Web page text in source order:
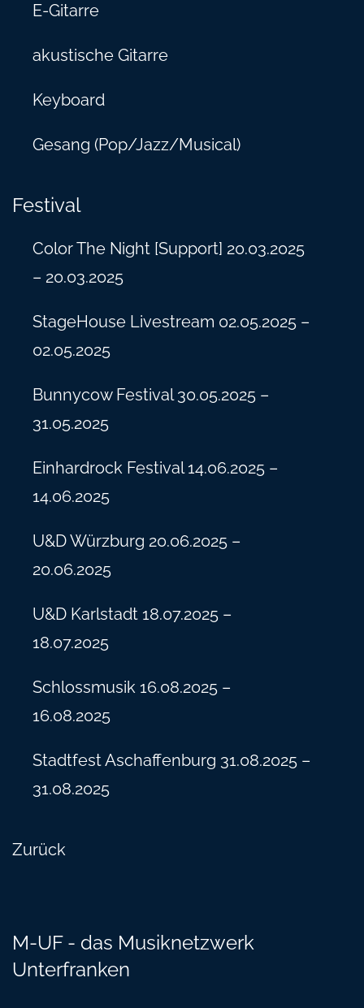
E-Gitarre
akustische Gitarre
Keyboard
Gesang (Pop/Jazz/Musical)
Festival
Color The Night [Support] 20.03.2025
– 20.03.2025
StageHouse Livestream 02.05.2025 –
02.05.2025
Bunnycow Festival 30.05.2025 –
31.05.2025
Einhardrock Festival 14.06.2025 –
14.06.2025
U&D Würzburg 20.06.2025 –
20.06.2025
U&D Karlstadt 18.07.2025 –
18.07.2025
Schlossmusik 16.08.2025 –
16.08.2025
Stadtfest Aschaffenburg 31.08.2025 –
31.08.2025
Zurück
M-UF - das Musiknetzwerk
Unterfranken